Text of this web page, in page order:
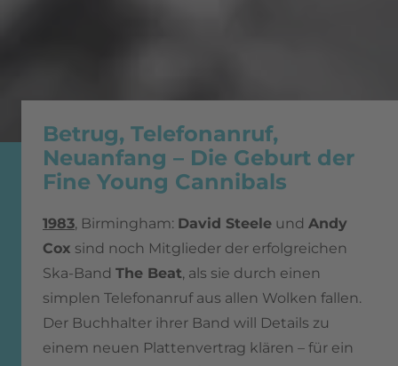
Betrug, Telefonanruf,
Neuanfang – Die Geburt der
Fine Young Cannibals
1983, Birmingham: David Steele und Andy
Cox sind noch Mitglieder der erfolgreichen
Ska-Band The Beat, als sie durch einen
simplen Telefonanruf aus allen Wolken fallen.
Der Buchhalter ihrer Band will Details zu
einem neuen Plattenvertrag klären – für ein